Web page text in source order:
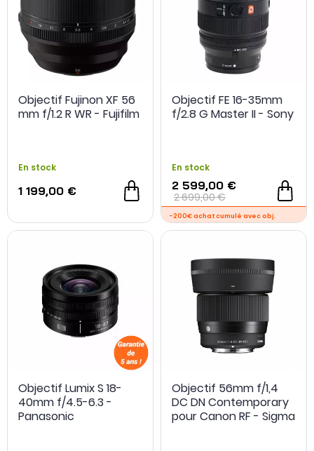
- 349,90 €
Objectif Fujinon XF 56
mm f/1.2 R WR - Fujifilm
En stock
1 199,00 €
Objectif FE 16-35mm
f/2.8 G Master II - Sony
En stock
2 599,00 €
2 699,00 €
Objectif Lumix S 18-
40mm f/4.5-6.3 -
Panasonic
Objectif 56mm f/1,4
DC DN Contemporary
pour Canon RF - Sigma